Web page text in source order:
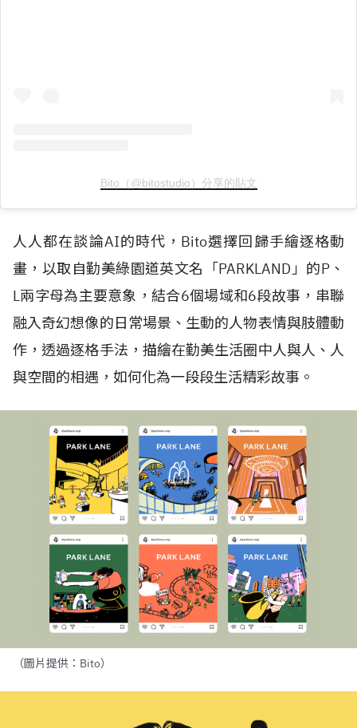
Bito（@bitostudio）分享的貼文
人人都在談論AI的時代， Bito選擇回歸手繪逐格動
畫，以取自勤美綠園道英文名「PARKLAND」的P、
L兩字母為主要意象，結合6個場域和6段故事，串聯
融入奇幻想像的日常場景、生動的人物表情與肢體動
作，透過逐格手法，描繪在勤美生活圈中人與人、人
與空間的相遇，如何化為一段段生活精彩故事。
（圖片提供：Bito）